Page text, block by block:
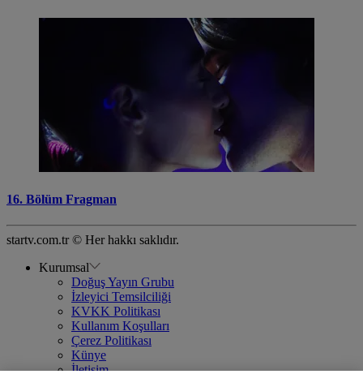
16. Bölüm Fragman
startv.com.tr © Her hakkı saklıdır.
Kurumsal
Doğuş Yayın Grubu
İzleyici Temsilciliği
KVKK Politikası
Kullanım Koşulları
Çerez Politikası
Künye
İletişim